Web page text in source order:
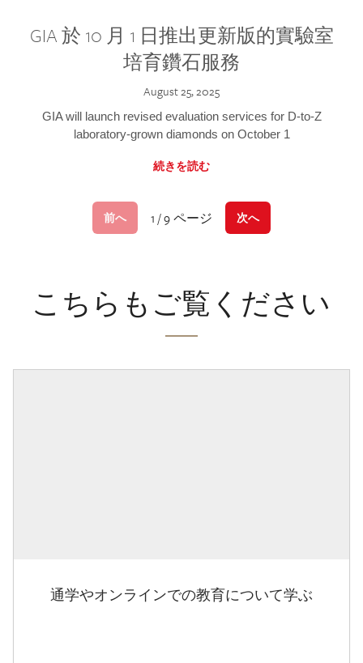
GIA 於 10 月 1 日推出更新版的實驗室
培育鑽石服務
August 25, 2025
GIA will launch revised evaluation services for D-to-Z
laboratory-grown diamonds on October 1
続きを読む
前へ 1 / 9 ページ 次へ
こちらもご覧ください
通学やオンラインでの教育について学ぶ